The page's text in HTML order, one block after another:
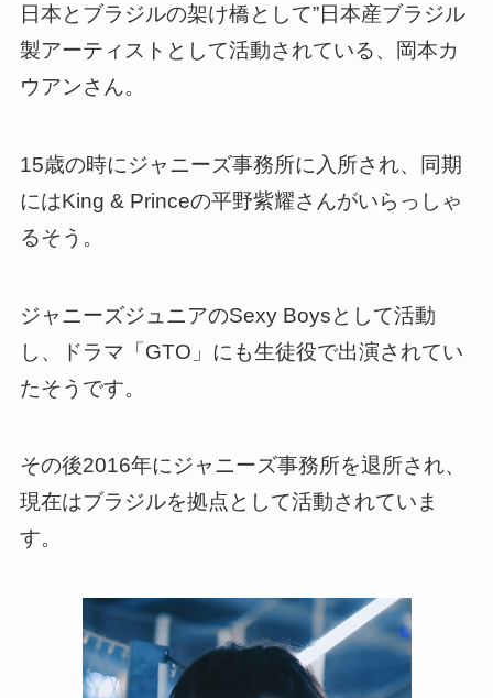
日本とブラジルの架け橋として”日本産ブラジル
製アーティストとして活動されている、岡本カ
ウアンさん。
15歳の時にジャニーズ事務所に入所され、同期
にはKing & Princeの平野紫耀さんがいらっしゃ
るそう。
ジャニーズジュニアのSexy Boysとして活動
し、ドラマ「GTO」にも生徒役で出演されてい
たそうです。
その後2016年にジャニーズ事務所を退所され、
現在はブラジルを拠点として活動されていま
す。